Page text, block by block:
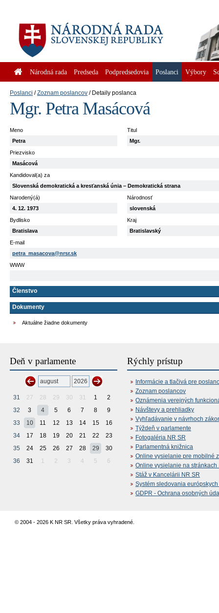
Národná rada Predseda Podpredsedovia Poslanci Výbory
Poslanci Zoznam poslancov Detaily poslanca
Mgr. Petra Masácová
Meno
Petra
Titul
Mgr.
Priezvisko
Masácová
Kandidoval(a) za
Slovenská demokratická a kresťanská únia – Demokratická strana
Narodený(á)
4. 12. 1973
Národnosť
slovenská
Bydlisko
Bratislava
Kraj
Bratislavský
E-mail
petra_masacova@nrsr.sk
WWW
Členstvo
Dokumenty
Aktuálne žiadne dokumenty
Deň v parlamente
31 27 28 29 30 31 1
2
32
3 4 5 6 7 8
9
33
10 11 12 13 14 15
16
34
17 18 19 20 21 22
23
35
24 25 26 27 28 29
30
36
31 1 2 3 4 5 6
Rýchly prístup
Informácie a tlačivá pre
Zoznam poslancov
Oznámenia verejných
Návštevy a prehliadky
Vyhľadávanie v návrhoch
Týždeň v parlamente
Fotogaléria NR SR
Parlamentná knižnica
Online vysielanie pre mobilné
Online vysielanie na stránkach
Stáž v Kancelárii NR SR
Systém sledovania
GDPR - Ochrana osobných
© 2004 - 2026 K NR SR. Všetky práva vyhradené.